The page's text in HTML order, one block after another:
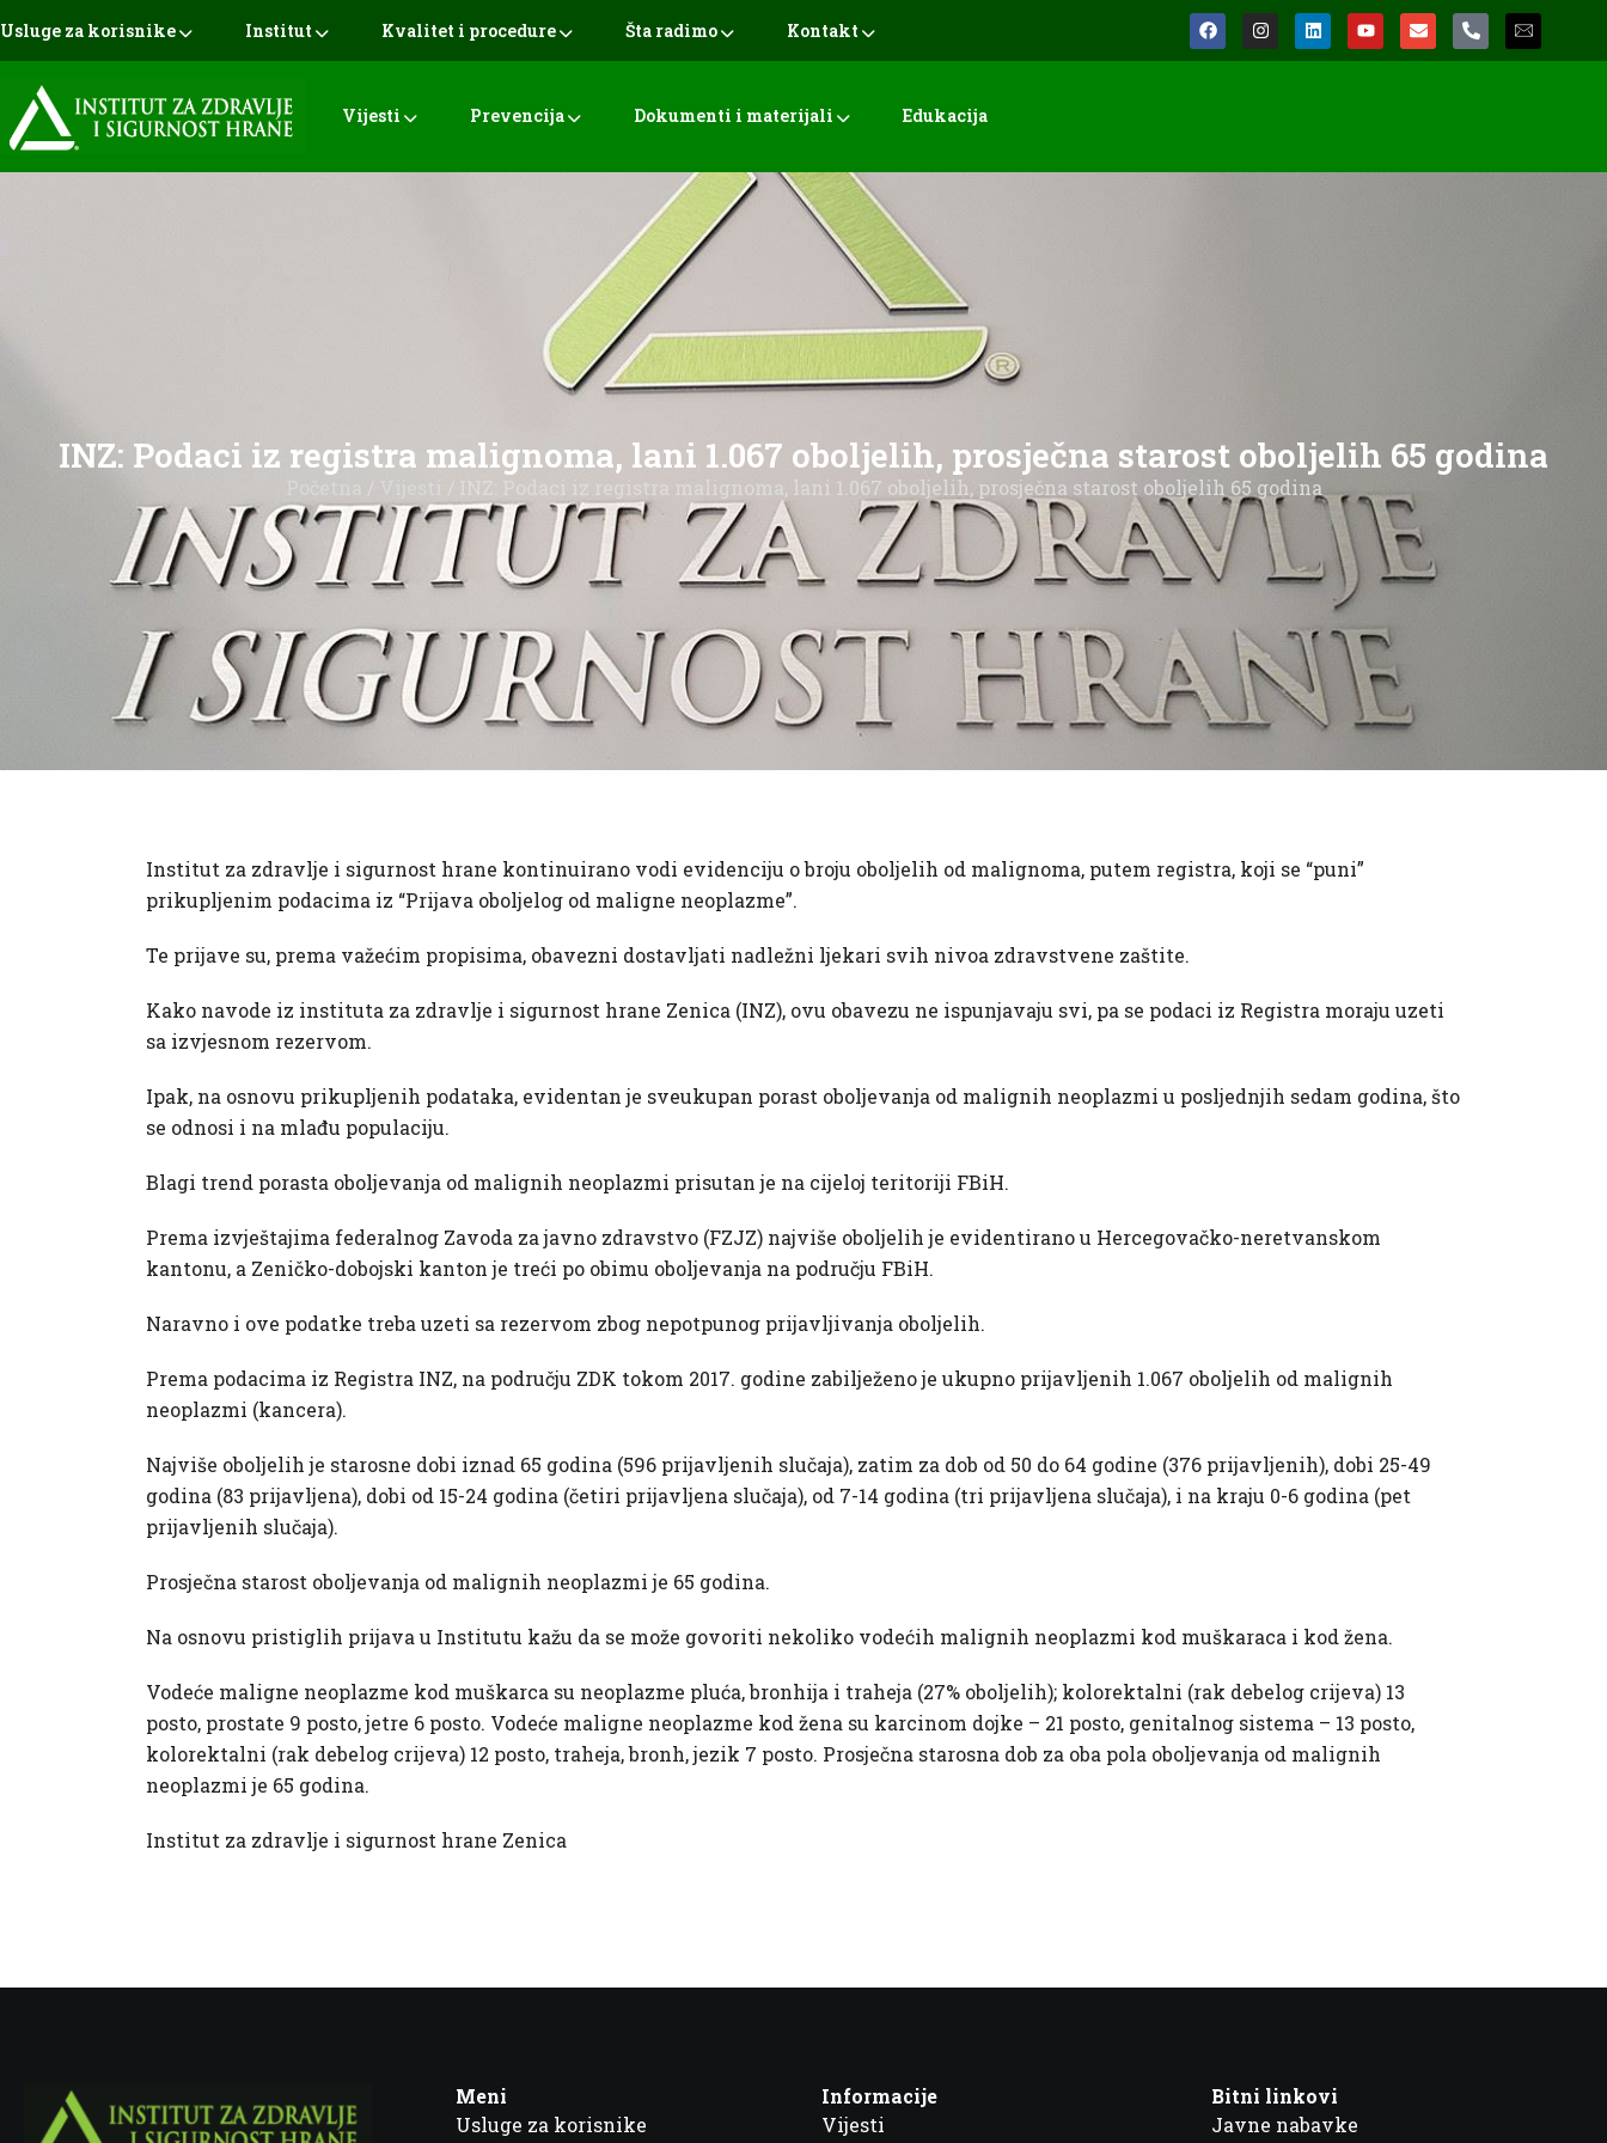
Usluge za korisnike Institut Kvalitet i procedure Šta radimo Kontakt
Vijesti Prevencija Dokumenti i materijali Edukacija
INZ: Podaci iz registra malignoma, lani 1.067 oboljelih, prosječna starost oboljelih 65 godina
/ / INZ: Podaci iz registra malignoma, lani 1.067 oboljelih, prosječna starost oboljelih 65 godina
Institut za zdravlje i sigurnost hrane kontinuirano vodi evidenciju o broju oboljelih od malignoma, putem registra, koji se “puni”
prikupljenim podacima iz “Prijava oboljelog od maligne neoplazme”.
Te prijave su, prema važećim propisima, obavezni dostavljati nadležni ljekari svih nivoa zdravstvene zaštite.
Kako navode iz instituta za zdravlje i sigurnost hrane Zenica (INZ), ovu obavezu ne ispunjavaju svi, pa se podaci iz Registra moraju uzeti
sa izvjesnom rezervom.
Ipak, na osnovu prikupljenih podataka, evidentan je sveukupan porast oboljevanja od malignih neoplazmi u posljednjih sedam godina, što
se odnosi i na mlađu populaciju.
Blagi trend porasta oboljevanja od malignih neoplazmi prisutan je na cijeloj teritoriji FBiH.
Prema izvještajima federalnog Zavoda za javno zdravstvo (FZJZ) najviše oboljelih je evidentirano u Hercegovačko-neretvanskom
kantonu, a Zeničko-dobojski kanton je treći po obimu oboljevanja na području FBiH.
Naravno i ove podatke treba uzeti sa rezervom zbog nepotpunog prijavljivanja oboljelih.
Prema podacima iz Registra INZ, na području ZDK tokom 2017. godine zabilježeno je ukupno prijavljenih 1.067 oboljelih od malignih
neoplazmi (kancera).
Najviše oboljelih je starosne dobi iznad 65 godina (596 prijavljenih slučaja), zatim za dob od 50 do 64 godine (376 prijavljenih), dobi 25-49
godina (83 prijavljena), dobi od 15-24 godina (četiri prijavljena slučaja), od 7-14 godina (tri prijavljena slučaja), i na kraju 0-6 godina (pet
prijavljenih slučaja).
Prosječna starost oboljevanja od malignih neoplazmi je 65 godina.
Na osnovu pristiglih prijava u Institutu kažu da se može govoriti nekoliko vodećih malignih neoplazmi kod muškaraca i kod žena.
Vodeće maligne neoplazme kod muškarca su neoplazme pluća, bronhija i traheja (27% oboljelih); kolorektalni (rak debelog crijeva) 13
posto, prostate 9 posto, jetre 6 posto. Vodeće maligne neoplazme kod žena su karcinom dojke – 21 posto, genitalnog sistema – 13 posto,
kolorektalni (rak debelog crijeva) 12 posto, traheja, bronh, jezik 7 posto. Prosječna starosna dob za oba pola oboljevanja od malignih
neoplazmi je 65 godina.
Institut za zdravlje i sigurnost hrane Zenica
Meni
Usluge za korisnike
Informacije
Vijesti
Bitni linkovi
Javne nabavke